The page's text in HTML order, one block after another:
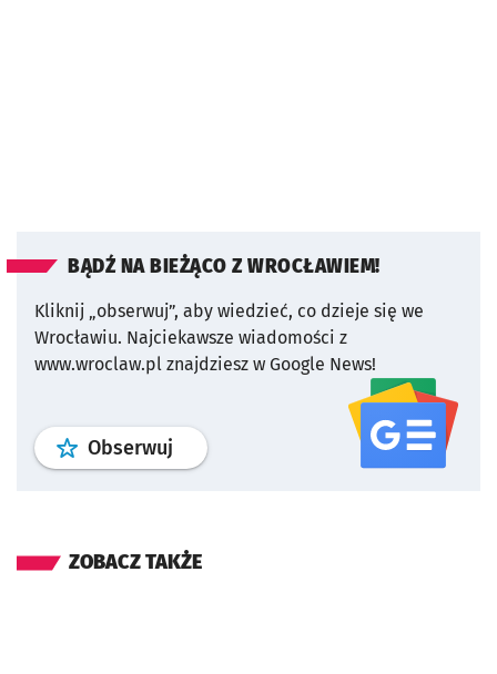
BĄDŹ NA BIEŻĄCO Z WROCŁAWIEM!
Kliknij „obserwuj”, aby wiedzieć, co dzieje się we
Wrocławiu. Najciekawsze wiadomości z
www.wroclaw.pl znajdziesz w Google News!
Obserwuj profil serwisu
ZOBACZ TAKŻE